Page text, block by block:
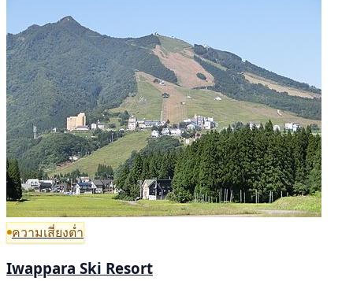
ความเสี่ยงต่ำ
Iwappara Ski Resort